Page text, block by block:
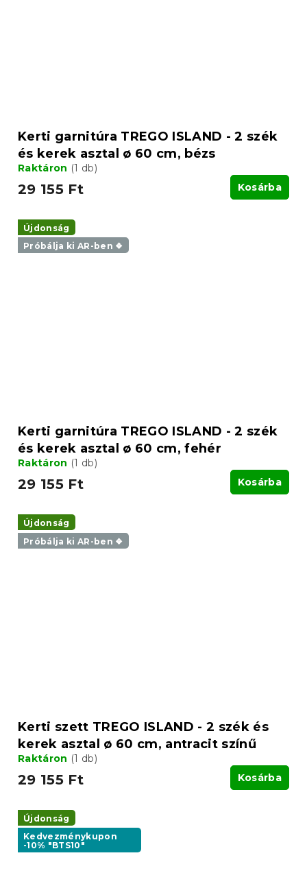
Kerti garnitúra TREGO ISLAND - 2 szék
és kerek asztal ø 60 cm, bézs
Raktáron (1 db)
29 155 Ft Kosárba
Újdonság
Próbálja ki AR-ben ❖
Kerti garnitúra TREGO ISLAND - 2 szék
és kerek asztal ø 60 cm, fehér
Raktáron (1 db)
29 155 Ft Kosárba
Újdonság
Próbálja ki AR-ben ❖
Kerti szett TREGO ISLAND - 2 szék és
kerek asztal ø 60 cm, antracit színű
Raktáron (1 db)
29 155 Ft Kosárba
Újdonság
Kedvezménykupon
-10% "BTS10"